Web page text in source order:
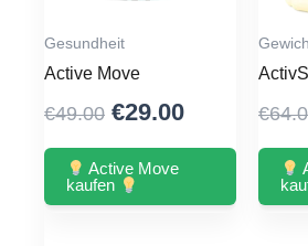
Gesundheit
Active Move
€49.00 Original
price
was:
€49.00.
€29.00Current
price
€29.00.
Active Move
kaufen
€